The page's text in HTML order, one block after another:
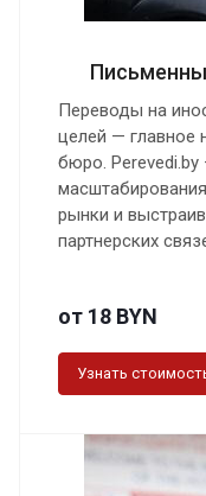
Переводы на
целей — главное
бюро.
рынки и
партнерских
от 18 BYN
Узнать